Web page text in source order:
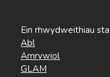
Ein rhwydweithiau
Abl
Amrywiol
GLAM